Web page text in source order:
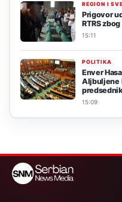
REGION I
Prigovor
RTRS
15:11
POLITIKA
Enver
Aljbuljene
15:09